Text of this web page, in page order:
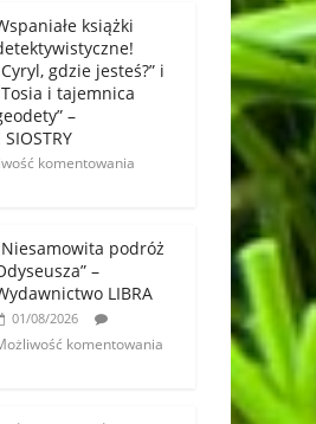
książki
gdzie jesteś?” i
i tajemnica
–
komentowania
podróż
–
LIBRA
01/08/2026
komentowania